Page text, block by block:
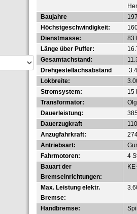
Baujahre
Höchstgeschwindigkeit:
Dienstmasse:
83 t
Länge über Puffer:
Gesamtachstand:
Drehgestellachsabstand
Lokbreite:
Stromsystem:
15
Transformator:
Dauerleistung:
Dauerzugkraft
Anzugfahrkraft:
Antriebsart:
Fahrmotoren:
4
Bauart der
Bremseinrichtungen:
Max. Leistung elektr.
Bremse:
Handbremse: